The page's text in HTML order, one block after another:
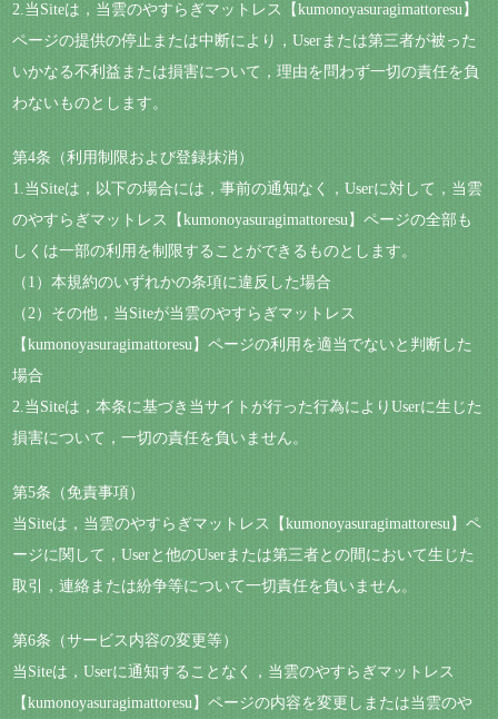
2.当Siteは，当雲のやすらぎマットレス【kumonoyasuragimattoresu】
ページの提供の停止または中断により，Userまたは第三者が被った
いかなる不利益または損害について，理由を問わず一切の責任を負
わないものとします。
第4条（利用制限および登録抹消）
1.当Siteは，以下の場合には，事前の通知なく，Userに対して，当雲
のやすらぎマットレス【kumonoyasuragimattoresu】ページの全部も
しくは一部の利用を制限することができるものとします。
（1）本規約のいずれかの条項に違反した場合
（2）その他，当Siteが当雲のやすらぎマットレス
【kumonoyasuragimattoresu】ページの利用を適当でないと判断した
場合
2.当Siteは，本条に基づき当サイトが行った行為によりUserに生じた
損害について，一切の責任を負いません。
第5条（免責事項）
当Siteは，当雲のやすらぎマットレス【kumonoyasuragimattoresu】ペ
ージに関して，Userと他のUserまたは第三者との間において生じた
取引，連絡または紛争等について一切責任を負いません。
第6条（サービス内容の変更等）
当Siteは，Userに通知することなく，当雲のやすらぎマットレス
【kumonoyasuragimattoresu】ページの内容を変更しまたは当雲のや